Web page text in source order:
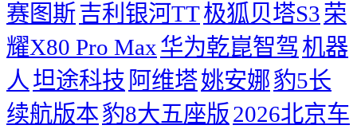
赛图斯吉利银河TT极狐贝塔S3荣
耀X80 Pro Max华为乾崑智驾 机器
人 坦途科技 阿维塔姚安娜豹5长
续航版本豹8大五座版2026北京车